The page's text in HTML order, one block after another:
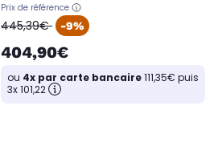
Prix de référence
oldPrice
445,39€ -9%
404,90€
ou 4x par carte bancaire111,35€ puis
3x 101,22